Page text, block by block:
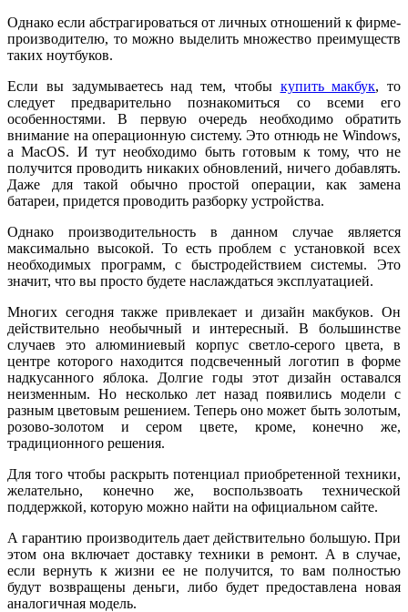
Однако если абстрагироваться от личных отношений к фирме-
производителю, то можно выделить множество преимуществ
таких ноутбуков.
Если вы задумываетесь над тем, чтобы купить макбук, то
следует предварительно познакомиться со всеми его
особенностями. В первую очередь необходимо обратить
внимание на операционную систему. Это отнюдь не Windows,
а MacOS. И тут необходимо быть готовым к тому, что не
получится проводить никаких обновлений, ничего добавлять.
Даже для такой обычно простой операции, как замена
батареи, придется проводить разборку устройства.
Однако производительность в данном случае является
максимально высокой. То есть проблем с установкой всех
необходимых программ, с быстродействием системы. Это
значит, что вы просто будете наслаждаться эксплуатацией.
Многих сегодня также привлекает и дизайн макбуков. Он
действительно необычный и интересный. В большинстве
случаев это алюминиевый корпус светло-серого цвета, в
центре которого находится подсвеченный логотип в форме
надкусанного яблока. Долгие годы этот дизайн оставался
неизменным. Но несколько лет назад появились модели с
разным цветовым решением. Теперь оно может быть золотым,
розово-золотом и сером цвете, кроме, конечно же,
традиционного решения.
Для того чтобы раскрыть потенциал приобретенной техники,
желательно, конечно же, воспользвоать технической
поддержкой, которую можно найти на официальном сайте.
А гарантию производитель дает действительно большую. При
этом она включает доставку техники в ремонт. А в случае,
если вернуть к жизни ее не получится, то вам полностью
будут возвращены деньги, либо будет предоставлена новая
аналогичная модель.